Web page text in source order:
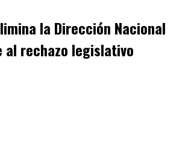
la Dirección Nacional
al rechazo legislativo